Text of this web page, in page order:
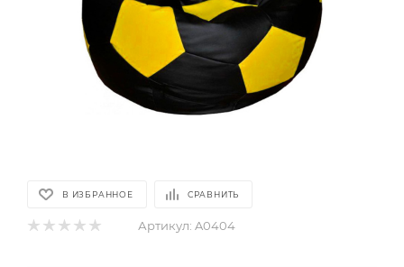
В ИЗБРАННОЕ СРАВНИТЬ
Артикул: A0404